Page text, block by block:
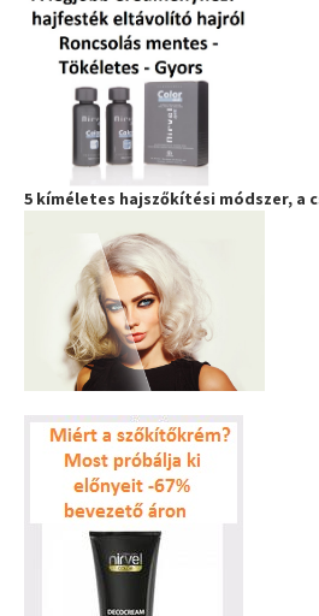
5 kíméletes hajszőkítési módszer, a